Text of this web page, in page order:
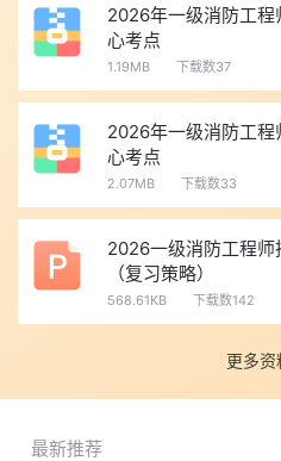
学历核验不通
过
学信网无信息或
信息不一致
提
告
无法选择目标
省份
该省报名尚未开
放或已关闭
关
窗
缴费后仍显支付信息未及时
同步
保
慢/白屏
尝
常见问答
Q：一级消防工程师报名入口
A：建议使用电脑端浏览器访
机端兼容性有限，照片处理、信
2026年一级消防工
心考点
1.19MB 下载数37
2026年一级消防工
心考点
2.07MB 下载数33
2026一级消防工程
（复习策略）
568.61KB 下载数142
更多资
最新推荐